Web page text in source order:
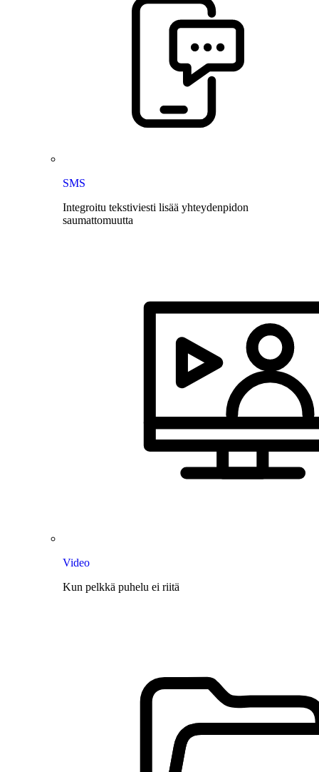
SMS
Integroitu tekstiviesti lisää yhteydenpidon
saumattomuutta
Video
Kun pelkkä puhelu ei riitä